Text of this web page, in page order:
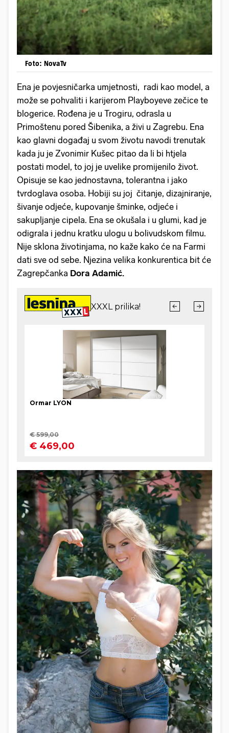
Foto: NovaTv
Ena je povjesničarka umjetnosti, radi kao model, a
može se pohvaliti i karijerom Playboyeve zečice te
blogerice. Rođena je u Trogiru, odrasla u
Primoštenu pored Šibenika, a živi u Zagrebu. Ena
kao glavni događaj u svom životu navodi trenutak
kada ju je Zvonimir Kušec pitao da li bi htjela
postati model, to joj je uvelike promijenilo život.
Opisuje se kao jednostavna, tolerantna i jako
tvrdoglava osoba. Hobiji su joj čitanje, dizajniranje,
šivanje odjeće, kupovanje šminke, odjeće i
sakupljanje cipela. Ena se okušala i u glumi, kad je
odigrala i jednu kratku ulogu u bolivudskom filmu.
Nije sklona životinjama, no kaže kako će na Farmi
dati sve od sebe. Njezina velika konkurentica bit će
Zagrepčanka Dora Adamić.